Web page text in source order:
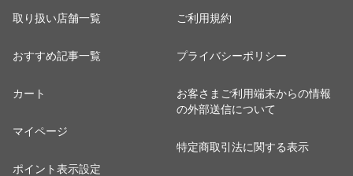
取り扱い店舗一覧
おすすめ記事一覧
カート
マイページ
ポイント表示設定
ご利用規約
プライバシーポリシー
お客さまご利用端末からの情報
の外部送信について
特定商取引法に関する表示